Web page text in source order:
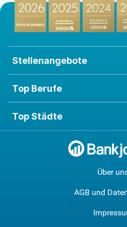
Stellenangebote
Top Berufe
Top Städte
Über
AGB und